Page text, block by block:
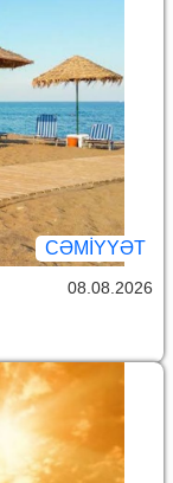
CƏMİYYƏT
08.08.2026